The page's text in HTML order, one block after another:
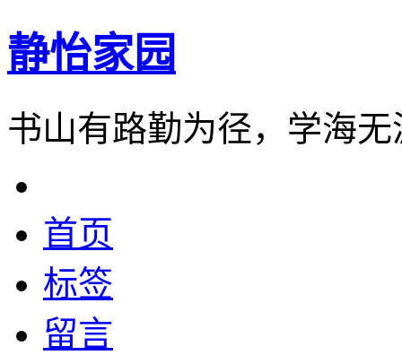
静怡家园
书山有路勤为径，学海
首页
标签
留言